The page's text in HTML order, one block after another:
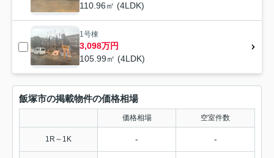
110.96㎡ (4LDK)
1号棟
3,098万円
105.99㎡ (4LDK)
飯塚市の掲載物件の価格相場
価格相場 空室件数
1R～1K - -